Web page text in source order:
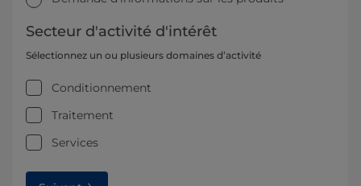
Secteur d'activité d'intérêt
Sélectionnez un ou plusieurs domaines d’activité
Conditionnement
Traitement
Services